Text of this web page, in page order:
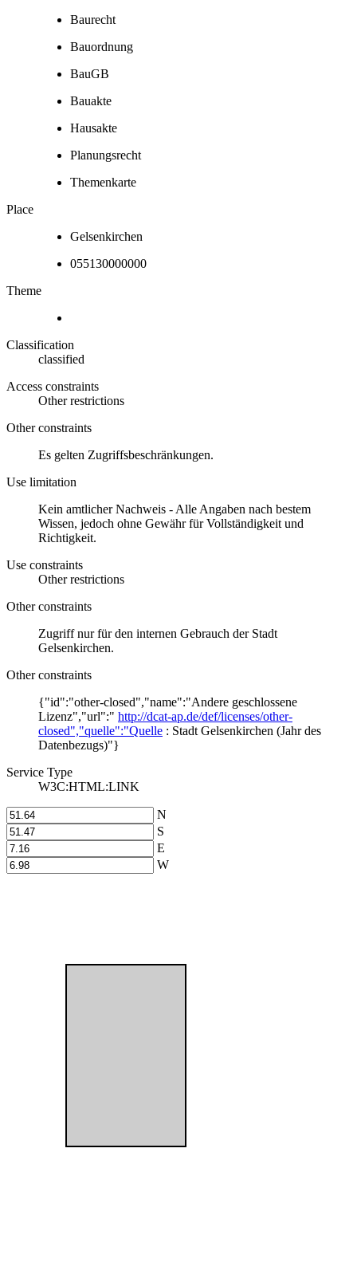
Baurecht
Bauordnung
BauGB
Bauakte
Hausakte
Planungsrecht
Themenkarte
Place
Gelsenkirchen
055130000000
Theme
Classification
classified
Access constraints
Other restrictions
Other constraints
Es gelten Zugriffsbeschränkungen.
Use limitation
Kein amtlicher Nachweis - Alle Angaben nach bestem
Wissen, jedoch ohne Gewähr für Vollständigkeit und
Richtigkeit.
Use constraints
Other restrictions
Other constraints
Zugriff nur für den internen Gebrauch der Stadt
Gelsenkirchen.
Other constraints
{"id":"other-closed","name":"Andere geschlossene
Lizenz","url":" http://dcat-ap.de/def/licenses/other-
closed","quelle":"Quelle : Stadt Gelsenkirchen (Jahr des
Datenbezugs)"}
Service Type
W3C:HTML:LINK
N
S
E
W